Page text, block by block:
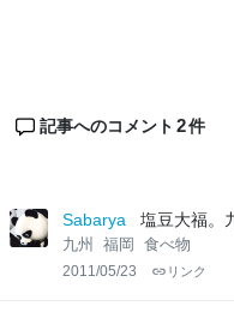
記事へのコメント 2件
Sabarya 塩豆大福。
九州
福岡 食べ物
2011/05/23 リンク